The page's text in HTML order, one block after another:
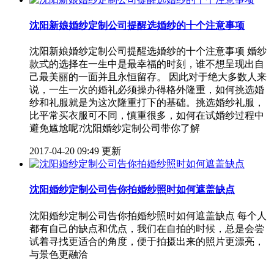
沈阳新娘婚纱定制公司提醒选婚纱的十个注意事项
沈阳新娘婚纱定制公司提醒选婚纱的十个注意事项 婚纱
款式的选择在一生中是最幸福的时刻，谁不想呈现出自
己最美丽的一面并且永恒留存。 因此对于绝大多数人来
说，一生一次的婚礼必须操办得格外隆重，如何挑选婚
纱和礼服就是为这次隆重打下的基础。挑选婚纱礼服，
比平常买衣服可不同，慎重很多，如何在试婚纱过程中
避免尴尬呢?沈阳婚纱定制公司带你了解
2017-04-20 09:49 更新
沈阳婚纱定制公司告你拍婚纱照时如何遮盖缺点
沈阳婚纱定制公司告你拍婚纱照时如何遮盖缺点 每个人
都有自己的缺点和优点，我们在自拍的时候，总是会尝
试着寻找更适合的角度，便于拍摄出来的照片更漂亮，
与景色更融洽